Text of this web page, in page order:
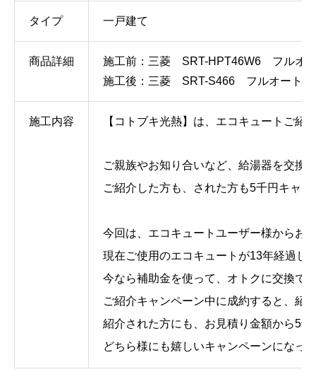
タイプ 一戸建て
商品詳細
施工前：三菱 SRT-HPT46W6 フルオ
施工後：三菱 SRT-S466 フルオート
施工内容 【コトブキ光熱】は、エコキュートご紹
ご親族やお知り合いなど、給湯器を交換
ご紹介した方も、された方も5千円キャ
今回は、エコキュートユーザー様からお
現在ご使用のエコキュートが13年経過し
今なら補助金を使って、オトクに交換で
ご紹介キャンペーン中に成約すると、紹
紹介された方にも、お見積り金額から5
どちら様にも嬉しいキャンペーンになっ